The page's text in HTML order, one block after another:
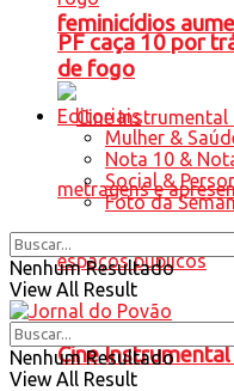
feminicídios
Cine
PF caça 10 por
de fogo
Editoriais
Mulher &
Nota 10 &
Social &
Foto da
Nenhum Resultado
View All Result
Nenhum Resultado
View All Result